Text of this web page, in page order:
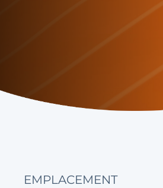
EMPLACEMENT